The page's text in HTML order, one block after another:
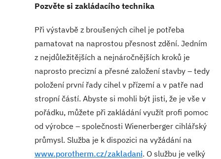
Pozvěte si zakládacího technika
Při výstavbě z broušených cihel je potřeba
pamatovat na naprostou přesnost zdění. Jedním
z nejdůležitějších a nejnáročnějších kroků je
naprosto precizní a přesné založení stavby – tedy
položení první řady cihel v přízemí a v patře nad
stropní částí. Abyste si mohli být jisti, že je vše v
pořádku, můžete při zakládání využít profi pomoc
od výrobce – společnosti Wienerberger cihlářský
průmysl. Služba je k dispozici na vyžádání na
www.porotherm.cz/zakladani. O službu je velký